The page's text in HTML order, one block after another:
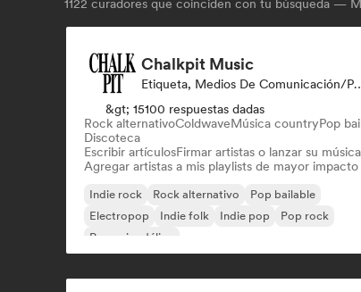
1122 curadores que coinciden con tu búsqueda —
Chalkpit Music
Etiqueta, Medios De
&gt; 15100 respuestas dadas
Rock alternativoColdwaveMúsica countryPop
Discoteca
Escribir artículosFirmar artistas o lanzar su música
Agregar artistas a mis playlists de mayor impacto
Indie rock Rock alternativo
Pop bailable
Electropop
Indie folk Indie pop
Pop rock
Pop psicodélico